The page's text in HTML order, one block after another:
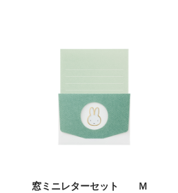
窓ミニレターセット Ｍ